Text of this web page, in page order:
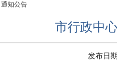
通知公告
市行政中
发布日